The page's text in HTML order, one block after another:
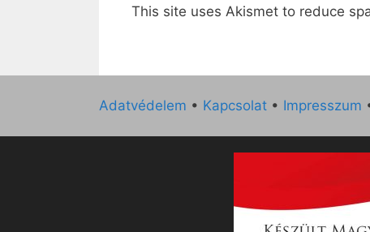
This site uses Akismet to reduce
Adatvédelem • Kapcsolat • Impresszum